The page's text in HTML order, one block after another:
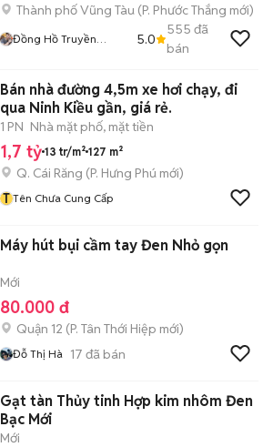
Thành phố Vũng Tàu (P. Phước Thắng mới)
Đồng Hồ Truyền
5.0
555 đã
bán
Bán nhà đường 4,5m xe hơi chạy, đi
qua Ninh Kiều gần, giá rẻ.
1 PN Nhà mặt phố, mặt tiền
1,7 tỷ 13 tr/m² 127 m²
Q. Cái Răng (P. Hưng Phú mới)
T Tên Chưa Cung Cấp
Máy hút bụi cầm tay Đen Nhỏ gọn
Mới
80.000 đ
Quận 12 (P. Tân Thới Hiệp mới)
Đỗ Thị Hà 17 đã bán
Gạt tàn Thủy tinh Hợp kim nhôm Đen
Bạc Mới
Mới